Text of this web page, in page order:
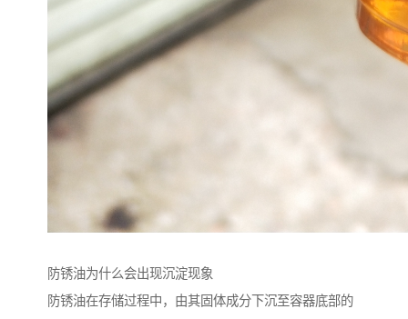
防锈油为什么会出现沉淀现象
防锈油在存储过程中，由其固体成分下沉至容器底部的